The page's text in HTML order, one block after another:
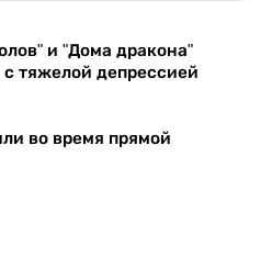
и "Дома дракона"
с тяжелой депрессией
во время прямой